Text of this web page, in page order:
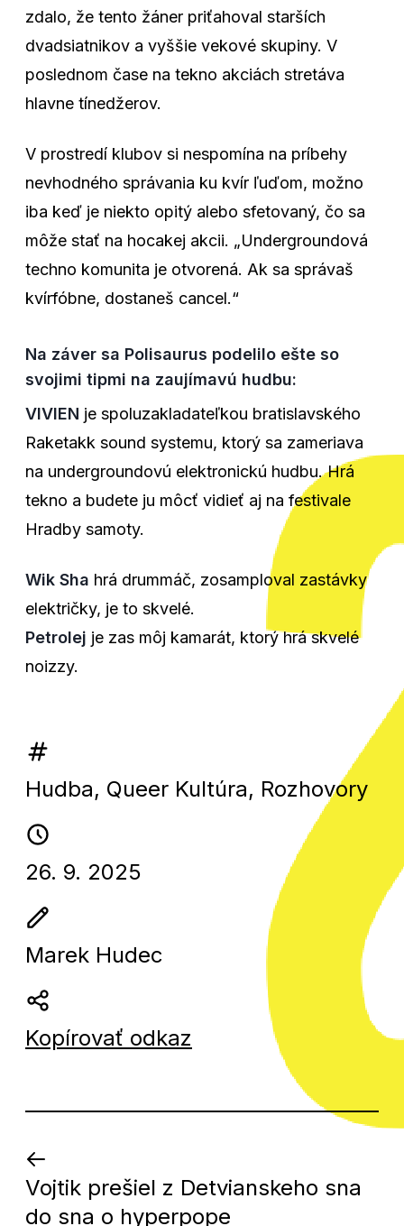
zdalo, že tento žáner priťahoval starších
dvadsiatnikov a vyššie vekové skupiny. V
poslednom čase na tekno akciách stretáva
hlavne tínedžerov.
V prostredí klubov si nespomína na príbehy
nevhodného správania ku kvír ľuďom, možno
iba keď je niekto opitý alebo sfetovaný, čo sa
môže stať na hocakej akcii. „Undergroundová
techno komunita je otvorená. Ak sa správaš
kvírfóbne, dostaneš cancel.“
Na záver sa Polisaurus podelilo ešte so
svojimi tipmi na zaujímavú hudbu:
VIVIEN je spoluzakladateľkou bratislavského
Raketakk sound systemu, ktorý sa zameriava
na undergroundovú elektronickú hudbu. Hrá
tekno a budete ju môcť vidieť aj na festivale
Hradby samoty.
Wik Sha hrá drummáč, zosamploval zastávky
električky, je to skvelé.
Petrolej je zas môj kamarát, ktorý hrá skvelé
noizzy.
Hudba, Queer Kultúra, Rozhovory
26. 9. 2025
Marek Hudec
Kopírovať odkaz
Kto
viac
číta,
Vojtik prešiel z Detvianskeho sna
do sna o hyperpope